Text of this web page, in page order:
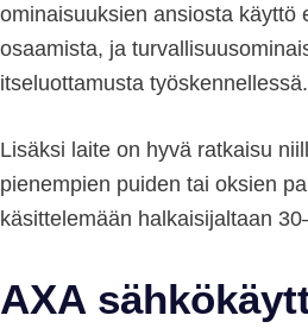
ominaisuuksien ansiosta käyttö
osaamista, ja
itseluottamusta työskennellessä.
Lisäksi laite on hyvä ratkaisu
pienempien puiden tai oksien
käsittelemään halkaisijaltaan
AXA